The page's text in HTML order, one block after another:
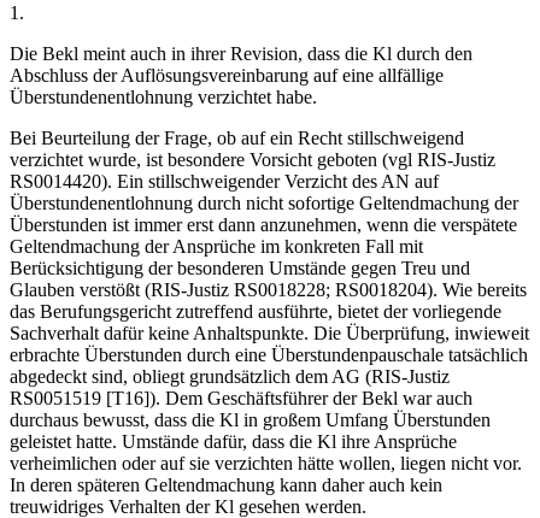
1.
Die Bekl meint auch in ihrer Revision, dass die Kl durch den
Abschluss der Auflösungsvereinbarung auf eine allfällige
Überstundenentlohnung verzichtet habe.
Bei Beurteilung der Frage, ob auf ein Recht stillschweigend
verzichtet wurde, ist besondere Vorsicht geboten (vgl RIS-Justiz
RS0014420). Ein stillschweigender Verzicht des AN auf
Überstundenentlohnung durch nicht sofortige Geltendmachung der
Überstunden ist immer erst dann anzunehmen, wenn die verspätete
Geltendmachung der Ansprüche im konkreten Fall mit
Berücksichtigung der besonderen Umstände gegen Treu und
Glauben verstößt (RIS-Justiz RS0018228; RS0018204). Wie bereits
das Berufungsgericht zutreffend ausführte, bietet der vorliegende
Sachverhalt dafür keine Anhaltspunkte. Die Überprüfung, inwieweit
erbrachte Überstunden durch eine Überstundenpauschale tatsächlich
abgedeckt sind, obliegt grundsätzlich dem AG (RIS-Justiz
RS0051519 [T16]). Dem Geschäftsführer der Bekl war auch
durchaus bewusst, dass die Kl in großem Umfang Überstunden
geleistet hatte. Umstände dafür, dass die Kl ihre Ansprüche
verheimlichen oder auf sie verzichten hätte wollen, liegen nicht vor.
In deren späteren Geltendmachung kann daher auch kein
treuwidriges Verhalten der Kl gesehen werden.